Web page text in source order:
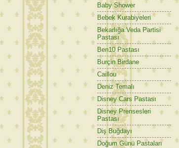
Baby Shower
Bebek Kurabiyeleri
Bekarlığa Veda Partisi
Pastası
Ben10 Pastası
Burçin Birdane
Caillou
Deniz Temalı
Disney Cars Pastası
Disney Prensesleri
Pastası
Diş Buğdayı
Doğum Günü Pastaları